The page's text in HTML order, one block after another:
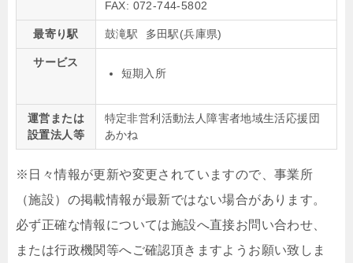
FAX: 072-744-5802
最寄り駅 鼓滝駅 多田駅(兵庫県)
サービス
短期入所
運営または
設置法人等
特定非営利活動法人障害者地域生活応援団
あかね
※日々情報が更新や変更されていますので、事業所
（施設）の掲載情報が最新ではない場合があります。
必ず正確な情報については施設へ直接お問い合わせ、
または行政機関等へご確認頂きますようお願い致しま